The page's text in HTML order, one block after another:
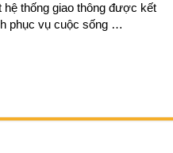
hệ thống giao thông được kết
phục vụ cuộc sống …